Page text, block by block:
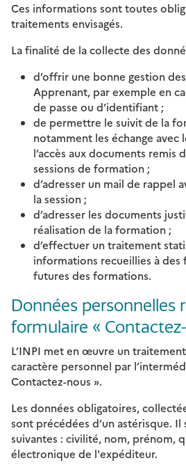
Ces informations sont toutes
traitements envisagés.
La finalité de la collecte des
d’offrir une bonne gestion
Apprenant, par exemple en
de passe ou d’identifiant ;
de permettre le suivit de la
notamment les échange avec
l’accès aux documents remis
sessions de formation ;
d’adresser un mail de rappel
la session ;
d’adresser les documents
réalisation de la formation ;
d’effectuer un traitement
informations recueillies à des
futures des formations.
Données personnelles
formulaire «
L’INPI met en œuvre un
caractère personnel par
Contactez-nous ».
Les données obligatoires,
sont précédées d’un astérisque. Il
suivantes : civilité, nom, prénom,
électronique de l'expéditeur.